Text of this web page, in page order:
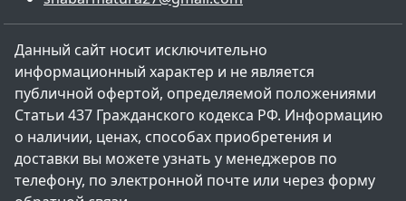
Данный сайт носит исключительно
информационный характер и не является
публичной офертой, определяемой положениями
Статьи 437 Гражданского кодекса РФ. Информацию
о наличии, ценах, способах приобретения и
доставки вы можете узнать у менеджеров по
телефону, по электронной почте или через форму